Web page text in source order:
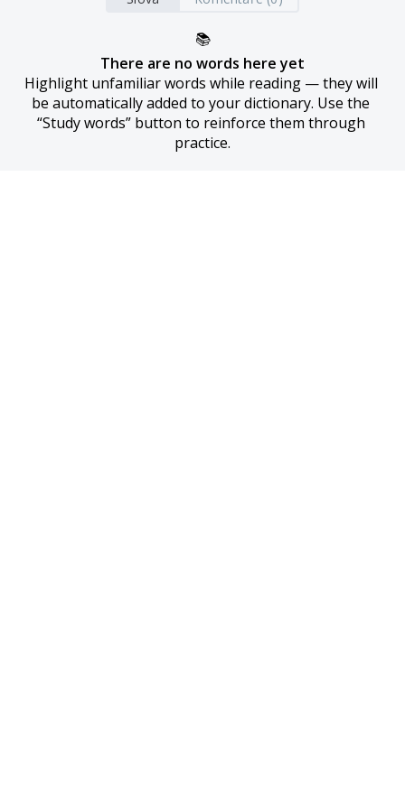
📚
There are no words here yet
Highlight unfamiliar words while reading — they will
be automatically added to your dictionary. Use the
“Study words” button to reinforce them through
practice.